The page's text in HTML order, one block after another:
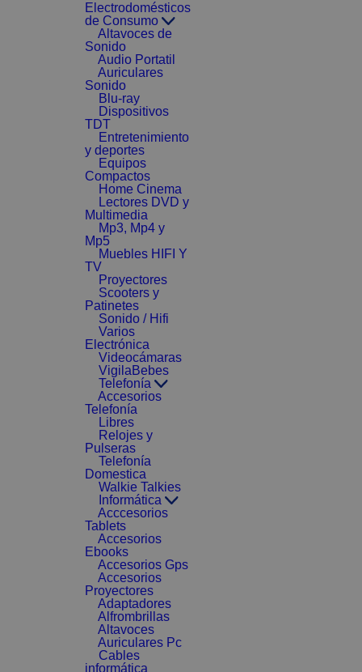
Electrodomésticos
de Consumo
Altavoces de
Sonido
Audio Portatil
Auriculares
Sonido
Blu-ray
Dispositivos
TDT
Entretenimiento
y deportes
Equipos
Compactos
Home Cinema
Lectores DVD y
Multimedia
Mp3, Mp4 y
Mp5
Muebles HIFI Y
TV
Proyectores
Scooters y
Patinetes
Sonido / Hifi
Varios
Electrónica
Videocámaras
VigilaBebes
Telefonía
Accesorios
Telefonía
Libres
Relojes y
Pulseras
Telefonía
Domestica
Walkie Talkies
Informática
Acccesorios
Tablets
Accesorios
Ebooks
Accesorios Gps
Accesorios
Proyectores
Adaptadores
Alfrombrillas
Altavoces
Auriculares Pc
Cables
informática